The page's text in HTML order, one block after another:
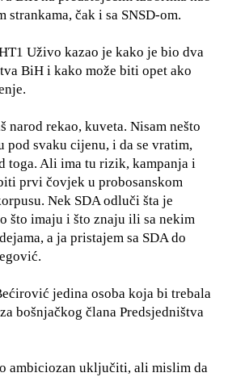
čak i sa SNSD-om.
Uživo kazao je kako je bio dva
BiH i kako može biti opet ako
narod rekao, kuveta. Nisam nešto
pod svaku cijenu, i da se vratim,
toga. Ali ima tu rizik, kampanja i
prvi čovjek u probosanskom
Nek SDA odluči šta je
što imaju i što znaju ili sa nekim
a ja pristajem sa SDA do
jedina osoba koja bi trebala
bošnjačkog člana Predsjedništva
ambiciozan uključiti, ali mislim da